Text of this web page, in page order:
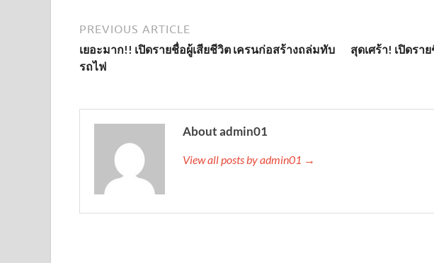
PREVIOUS ARTICLE
เยอะมาก!! เปิดรายชื่อผู้เสียชีวิต เครนก่อสร้างถล่มทับ
รถไฟ
สุดเศร้า! เปิดรา
About admin01
View all posts by admin01 →